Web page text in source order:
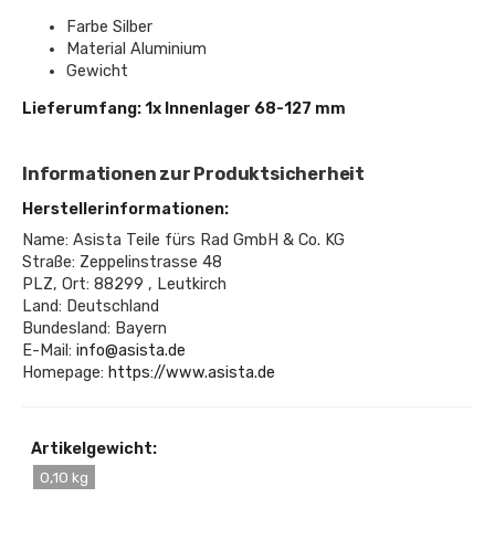
Farbe Silber
Material Aluminium
Gewicht
Lieferumfang: 1x Innenlager 68-127 mm
Informationen zur Produktsicherheit
Herstellerinformationen:
Name: Asista Teile fürs Rad GmbH & Co. KG
Straße: Zeppelinstrasse 48
PLZ, Ort: 88299 , Leutkirch
Land: Deutschland
Bundesland: Bayern
E-Mail: info@asista.de
Homepage: https://www.asista.de
Artikelgewicht:
0,10 kg